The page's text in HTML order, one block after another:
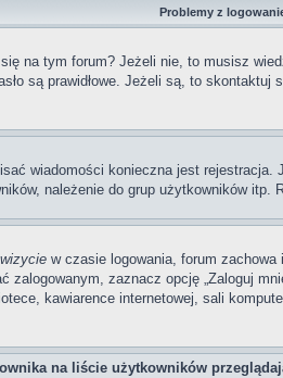
Problemy z
na tym forum? Jeżeli nie, to musisz
są prawidłowe. Jeżeli są, to
wiadomości konieczna jest
należenie do grup użytkowników
w czasie logowania, forum
zalogowanym, zaznacz opcję „Zaloguj
kawiarence internetowej, sali
na liście użytkowników